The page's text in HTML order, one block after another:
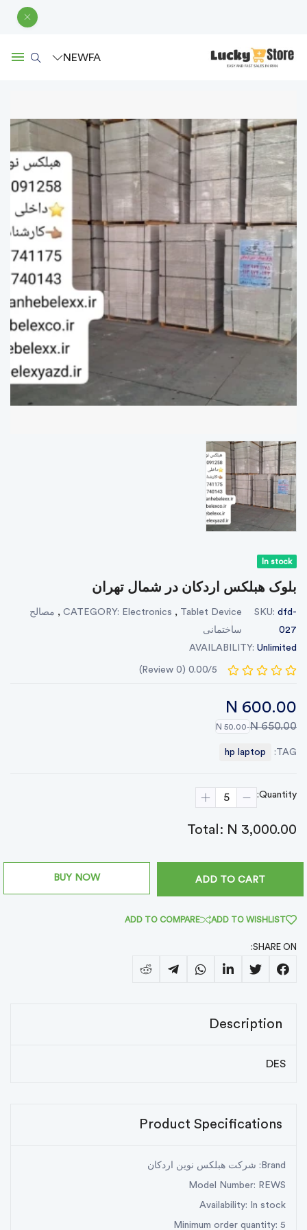
FA
NEW
In stock
بلوک هبلکس اردکان در شمال تهران
SKU: dfd-
027
CATEGORY: Electronics , Tablet Device
, مصالح
ساختمانی
AVAILABILITY: Unlimited
0.00/5 (0 Review)
N 600.00
N 650.00
-N 50.00
TAG:
hp laptop
Quantity:
Total: N 3,000.00
ADD TO CART
BUY NOW
ADD TO WISHLIST
ADD TO COMPARE
SHARE ON:
Description
DES
Product Specifications
Brand: شرکت هبلکس نوین اردکان
Model Number: REWS
Availability: In stock
Minimum order quantity: 5